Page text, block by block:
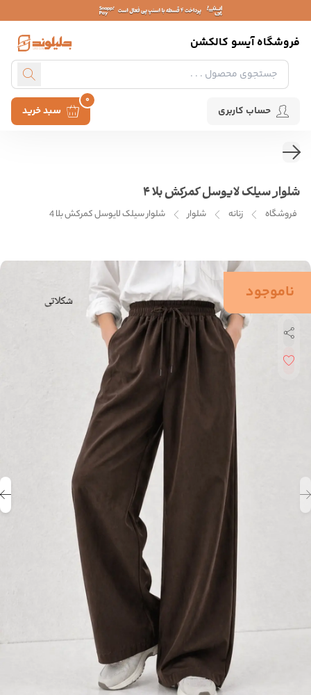
فروشگاه آیسو کالکشن
حساب کاربری سبد خرید
0
شلوار سیلک لایوسل کمرکش بلا 4
فروشگاه زنانه شلوار شلوار سیلک لایوسل کمرکش بلا 4
ناموجود